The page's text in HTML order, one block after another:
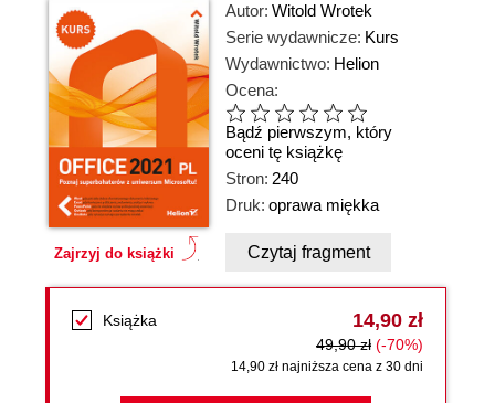
Zajrzyj do książki
Autor: Witold Wrotek
Serie wydawnicze: Kurs
Wydawnictwo: Helion
Ocena:
Bądź pierwszym, który
oceni tę książkę
Stron: 240
Druk: oprawa miękka
Czytaj fragment
Książka 14,90 zł
49,90 zł (-70%)
14,90 zł najniższa cena z 30 dni